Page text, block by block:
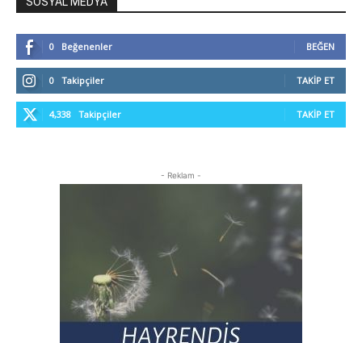
0 Beğenenler BEĞEN
0 Takipçiler TAKIP ET
4,338 Takipçiler TAKIP ET
- Reklam -